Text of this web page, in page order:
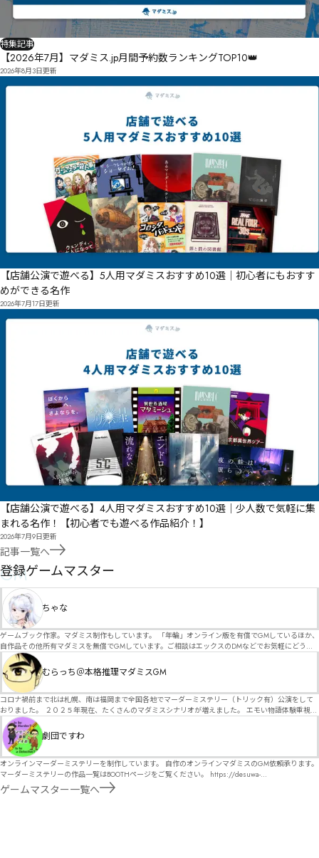
特集記事
【2026年7月】マダミス.jp月間予約数ランキングTOP10👑
2026年8月3日更新
【店舗公演で遊べる】5人用マダミスおすすめ10選｜初心者にもおすす
めができる名作
2026年7月17日更新
【店舗公演で遊べる】4人用マダミスおすすめ10選｜少人数で気軽に集
まれる名作！【初心者でも遊べる作品紹介！】
2026年7月9日更新
記事一覧へ
GM
登録ゲームマスター
ちゃな
ゲームブック作家。マダミス制作もしています。 「年輪」オンライン版を有償でGMしているほか、
自作品その他所有マダミスを無償でGMしています。ご相談はエックスのDMなどでお気軽にどう
ぞ。
むらっち＠本格推理マダミスGM
コロナ禍前まで北は札幌、南は福岡まで全国各地でマーダーミステリー（トリック有）公演をして
おりました。 ２０２５年現在、たくさんのマダミスシナリオが増えました。 エモい物語体験重視の
シナリオがマダミス・マーダーミステリーというジャンル名でたくさんあるため、そのようなシナ
リオは簡単に遊べます。 しかし、２～３時間ずっと考え＆議論して、見たことないトリックが解け
る閃きや犯人として逃げ切る楽しみのある本格推理マーダーミステリーを見つけることが難しくな
劇団ですわ
オンラインマーダーミステリーを制作しています。 自作のオンラインマダミスのGM依頼承ります。
マーダーミステリーの作品一覧はBOOTHページをご覧ください。 https://desuwa-
madamisu.booth.pm/ 以下注意事項をご一読、同意の上で、予約フォームからご連絡ください。
■GM依頼の注意事項■ ①依頼をする作品のＢＯＯＴＨの概要を確認した上で、依頼してくださ
ゲームマスター一覧へ